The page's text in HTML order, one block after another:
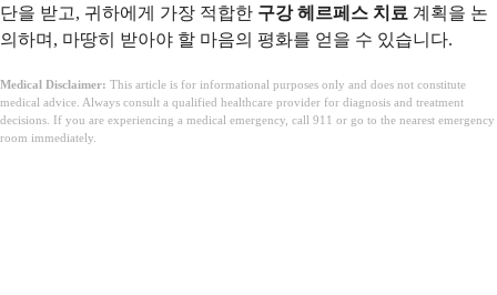
단을 받고, 귀하에게 가장 적합한 구강 헤르페스 치료 계획을 논
의하며, 마땅히 받아야 할 마음의 평화를 얻을 수 있습니다.
Medical Disclaimer: This article is for informational purposes only and does not constitute
medical advice. Always consult a qualified healthcare provider for diagnosis and treatment
decisions. If you are experiencing a medical emergency, call 911 or go to the nearest emergency
room immediately.